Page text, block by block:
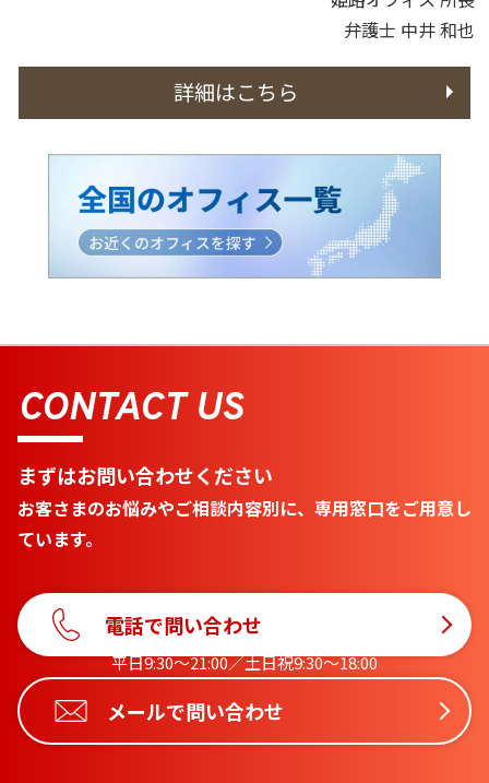
弁護士 中井 和也
詳細はこちら
CONTACT US
まずはお問い合わせください
お客さまのお悩みやご相談内容別に、専用窓口をご用意し
ています。
電話で問い合わせ
平日9:30〜21:00／土日祝9:30〜18:00
メールで問い合わせ